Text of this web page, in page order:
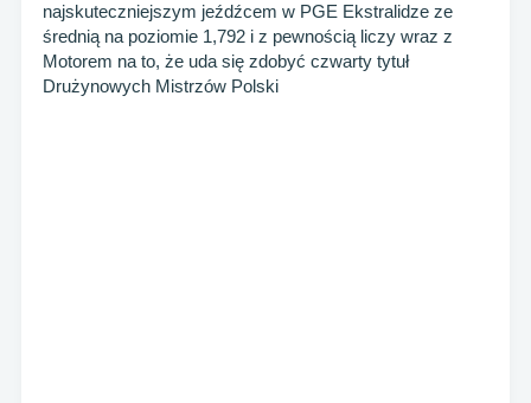
najskuteczniejszym jeźdźcem w PGE Ekstralidze ze
średnią na poziomie 1,792 i z pewnością liczy wraz z
Motorem na to, że uda się zdobyć czwarty tytuł
Drużynowych Mistrzów Polski